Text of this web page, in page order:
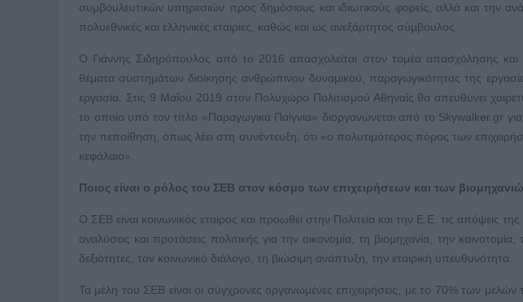
συμβουλευτικών υπηρεσιών προς δημόσιους και ιδιωτικούς φορείς, αλλά και την
πολυεθνικές και ελληνικές εταιρίες, καθώς και ως ανεξάρτητος σύμβουλος.
Ο Γιάννης Σιδηρόπουλος από το 2016 απασχολείται στον τομέα απασχόλησης
θέματα συστημάτων διοίκησης ανθρώπινου δυναμικού, παραγωγικότητας της
εργασία. Στις 9 Μαΐου 2019 στον Πολυχώρο Πολιτισμού Αθηναΐς θα απευθύνει
το οποίο υπό τον τίτλο «Παραγωγικά Παίγνια» διοργανώνεται από το Skywalker.gr
την πεποίθηση, όπως λέει στη συνέντευξη, ότι «ο πολυτιμότερος πόρος των
κεφάλαιο».
Ποιος είναι ο ρόλος του ΣΕΒ στον κόσμο των επιχειρήσεων και των
Ο ΣΕΒ είναι κοινωνικός εταίρος και προωθεί στην Πολιτεία και την Ε.Ε. τις απόψεις
αναλύσεις και προτάσεις πολιτικής για την οικονομία, τη βιομηχανία, την
δεξιότητες, τον κοινωνικό διάλογο, τη βιώσιμη ανάπτυξη, την εταιρική υπευθυνότητα.
Τα μέλη του ΣΕΒ είναι οι σύγχρονες οργανωμένες επιχειρήσεις, με το 70% των μελών